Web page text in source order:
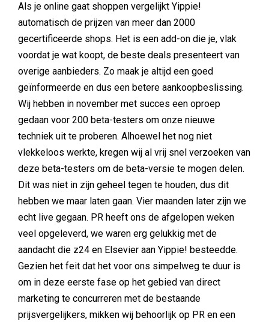
Als je online gaat shoppen vergelijkt Yippie!
automatisch de prijzen van meer dan 2000
gecertificeerde shops. Het is een add-on die je, vlak
voordat je wat koopt, de beste deals presenteert van
overige aanbieders. Zo maak je altijd een goed
geïnformeerde en dus een betere aankoopbeslissing.
Wij hebben in november met succes een oproep
gedaan voor 200 beta-testers om onze nieuwe
techniek uit te proberen. Alhoewel het nog niet
vlekkeloos werkte, kregen wij al vrij snel verzoeken van
deze beta-testers om de beta-versie te mogen delen.
Dit was niet in zijn geheel tegen te houden, dus dit
hebben we maar laten gaan. Vier maanden later zijn we
echt live gegaan. PR heeft ons de afgelopen weken
veel opgeleverd, we waren erg gelukkig met de
aandacht die z24 en Elsevier aan Yippie! besteedde.
Gezien het feit dat het voor ons simpelweg te duur is
om in deze eerste fase op het gebied van direct
marketing te concurreren met de bestaande
prijsvergelijkers, mikken wij behoorlijk op PR en een